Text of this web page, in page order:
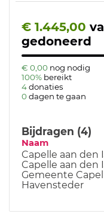
€ 1.445,00
gedoneerd
€ 0,00 nog nodig
100% bereikt
4donaties
0 dagen te gaan
Bijdragen (4)
Naam
Capelle aan den
Capelle aan den
Gemeente
Havensteder